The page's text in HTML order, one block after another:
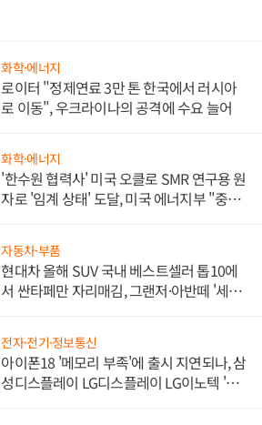
화학·에너지
로이터 "정제연료 3만 톤 한국에서 러시아
로 이동", 우크라이나의 공격에 수요 늘어
화학·에너지
'한수원 협력사' 미국 오클로 SMR 연구용 원
자로 '임계 상태' 도달, 미국 에너지부 "중요
자동차·부품
현대차 올해 SUV 국내 베스트셀러 톱10에
서 싼타페만 자리매김, 그랜저·아반떼 '세단
전자·전기·정보통신
아이폰18 '메모리 부족'에 출시 지연되나, 삼
성디스플레이 LG디스플레이 LG이노텍 '탈